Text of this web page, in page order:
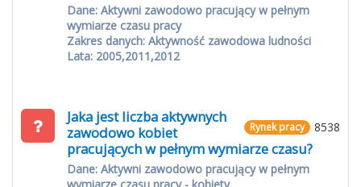
Dane: Aktywni zawodowo pracujący w pełnym
wymiarze czasu pracy
Zakres danych: Aktywność zawodowa ludności
Lata: 2005,2011,2012
8538
Rynek pracy
Jaka jest liczba aktywnych
zawodowo kobiet
pracujących w pełnym wymiarze czasu?
Dane: Aktywni zawodowo pracujący w pełnym